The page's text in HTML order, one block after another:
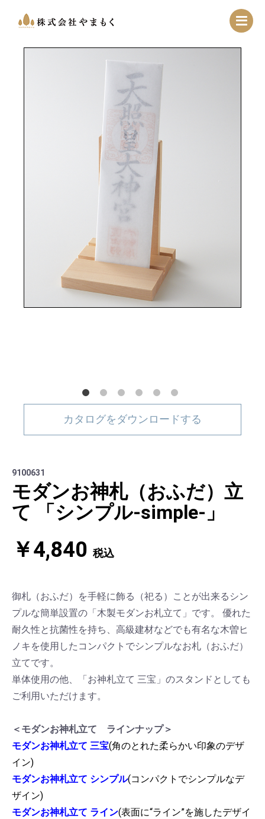
カタログをダウンロードする
9100631
モダンお神札（おふだ）立
て 「シンプル-simple-」
￥4,840 税込
御札（おふだ）を手軽に飾る（祀る）ことが出来るシン
プルな簡単設置の「木製モダンお札立て」です。 優れた
耐久性と抗菌性を持ち、高級建材などでも有名な木曽ヒ
ノキを使用したコンパクトでシンプルなお札（おふだ）
立てです。
単体使用の他、「お神札立て 三宝」のスタンドとしても
ご利用いただけます。
＜モダンお神札立て ラインナップ＞
モダンお神札立て 三宝(角のとれた柔らかい印象のデザ
イン)
モダンお神札立て シンプル(コンパクトでシンプルなデ
ザイン)
モダンお神札立て ライン(表面に“ライン”を施したデザイ